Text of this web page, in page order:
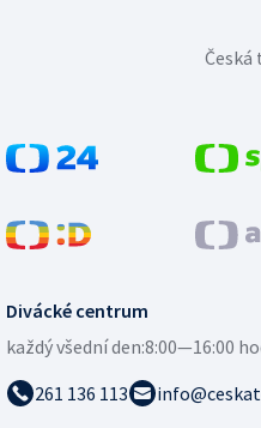
Divácké centrum
každý všední den:8:00—16:00
261 136 113
Česká